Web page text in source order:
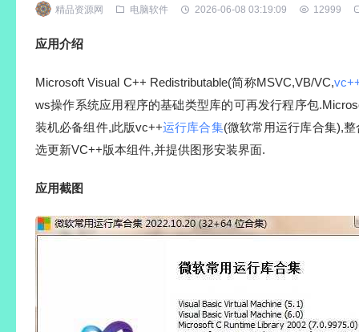
精品资源网 电脑软件 2026-06-08 03:19:09 12999
应用介绍
Microsoft Visual C++ Redistributable(简称MSVC,VB/VC,
ws操作系统应用程序的基础类型库的可再发行程序包
装机必备组件,此版vc++运行库合集(微软常用运行库合集),
选更新VC++版本组件,并提供图形安装界面.
应用截图